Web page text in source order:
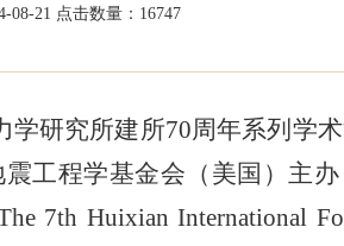
08-21 点击数量：16747
研究所建所70周年系列学
工程学基金会（美国）主
Huixian International